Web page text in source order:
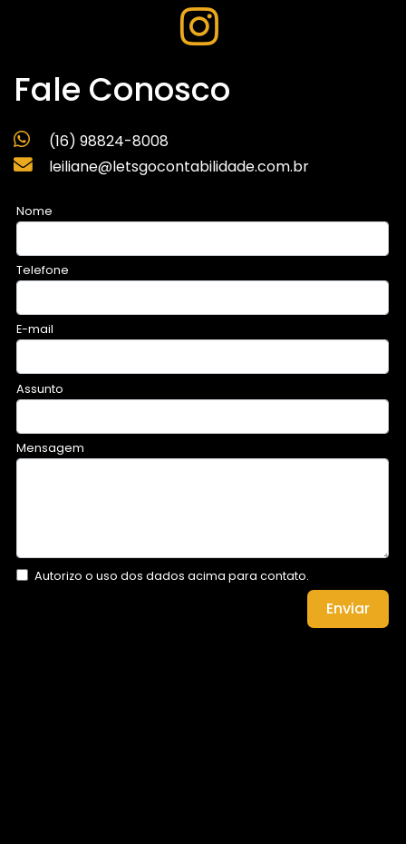
Fale Conosco
(16) 98824-8008
leiliane@letsgocontabilidade.com.br
Nome
Telefone
E-mail
Assunto
Mensagem
Autorizo o uso dos dados acima para contato.
Enviar